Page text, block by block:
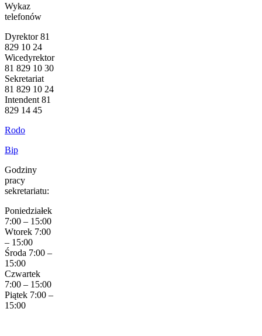
Wykaz
telefonów
Dyrektor 81
829 10 24
Wicedyrektor
81 829 10 30
Sekretariat
81 829 10 24
Intendent 81
829 14 45
Rodo
Bip
Godziny
pracy
sekretariatu:
Poniedziałek
7:00 – 15:00
Wtorek 7:00
– 15:00
Środa 7:00 –
15:00
Czwartek
7:00 – 15:00
Piątek 7:00 –
15:00